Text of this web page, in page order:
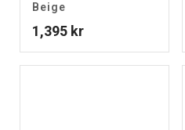
Beige
1,395 kr